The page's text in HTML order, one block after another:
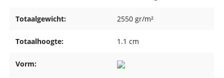
Totaalgewicht: 2550 gr/m²
Totaalhoogte: 1.1 cm
Vorm: